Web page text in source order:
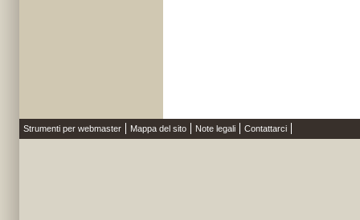
Strumenti per webmaster Mappa del sito Note legali Contattarci